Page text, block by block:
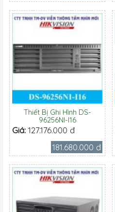
Thiết Bị Ghi Hình DS-
96256NI-I16
Giá: 127.176.000 đ
181.680.000 đ